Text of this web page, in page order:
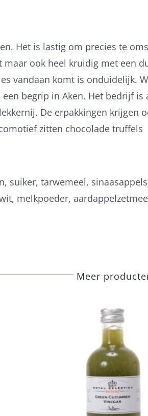
Het is lastig om precies te
ook heel kruidig met een
vandaan komt is onduidelijk.
begrip in Aken. Het bedrijf
De erpakkingen
zitten chocolade truffels
suiker, tarwemeel,
melkpoeder,
Meer
Belberry
azijn
Azijn Fine food
€8,50